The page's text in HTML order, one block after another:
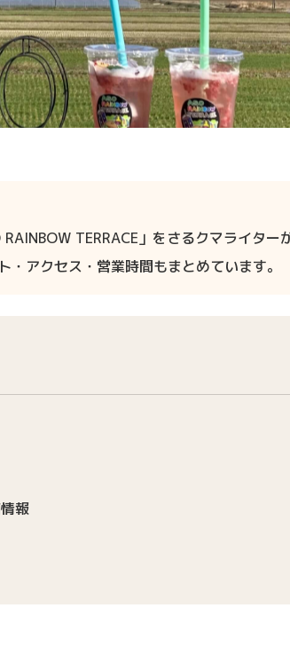
TERRACE」をさるクマライター
アクセス・営業時間もまとめています。
報